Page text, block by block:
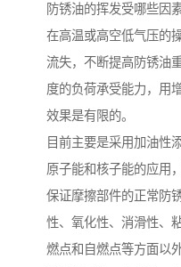
防锈油的挥发受哪些因
在高温或高空低气压的
流失，不断提高防锈油
度的负荷承受能力，用
效果是有限的。
目前主要是采用加油性
原子能和核子能的应用
保证摩擦部件的正常防
性、氧化性、消滑性、
燃点和自燃点等方面以